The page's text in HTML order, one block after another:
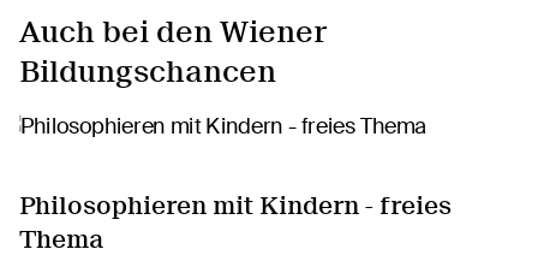
Auch bei den Wiener
Bildungschancen
Philosophieren mit Kindern - freies
Thema